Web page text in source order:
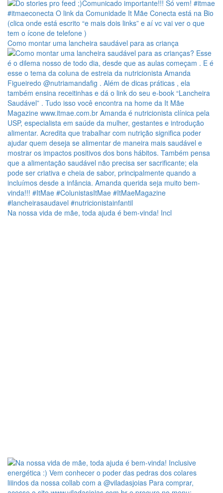
Como montar uma lancheira saudável para as criança
Na nossa vida de mãe, toda ajuda é bem-vinda! Incl